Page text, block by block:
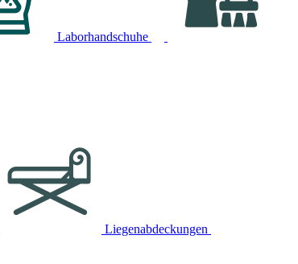
Laborhandschuhe
Liegenabdeckungen